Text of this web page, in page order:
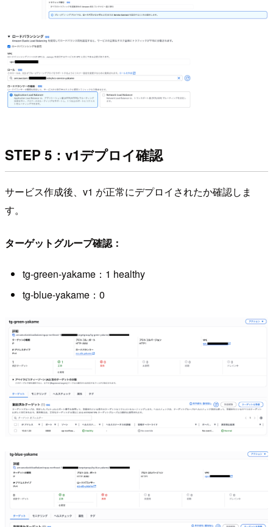
STEP 5：v1デプロイ確認
サービス作成後、v1 が正常にデプロイされたか確認しま
す。
ターゲットグループ確認：
tg-green-yakame：1 healthy
tg-blue-yakame：0